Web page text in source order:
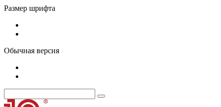
Размер шрифта
Обычная версия